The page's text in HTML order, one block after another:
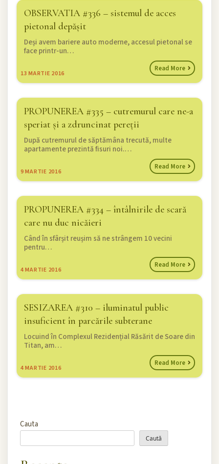
OBSERVATIA #336 – sistemul de acces
pietonal depășit
13 MARTIE 2016
Deși avem bariere auto moderne, accesul pietonal se
face printr-un…
Read More
PROPUNEREA #335 – cutremurul care ne-a
speriat și a zdruncinat pereții
9 MARTIE 2016
După cutremurul de săptămâna trecută, multe
apartamente prezintă fisuri noi.…
Read More
PROPUNEREA #334 – întâlnirile de scară
care nu duc nicăieri
4 MARTIE 2016
Când în sfârșit reușim să ne strângem 10 vecini
pentru…
Read More
SESIZAREA #310 – iluminatul public
insuficient în parcările subterane
4 MARTIE 2016
Locuind în Complexul Rezidențial Răsărit de Soare din
Titan, am…
Read More
Cauta
Caută